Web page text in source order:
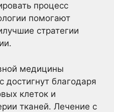
процесс
помогают
стратегии
медицины
достигнут благодаря
клеток и
тканей. Лечение с